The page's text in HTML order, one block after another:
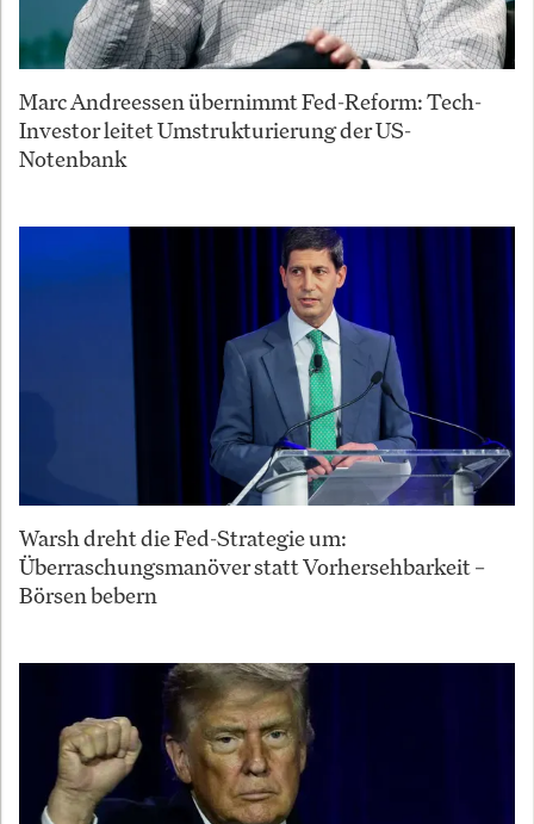
Marc Andreessen übernimmt Fed-Reform: Tech-
Investor leitet Umstrukturierung der US-
Notenbank
Warsh dreht die Fed-Strategie um:
Überraschungsmanöver statt Vorhersehbarkeit –
Börsen bebern